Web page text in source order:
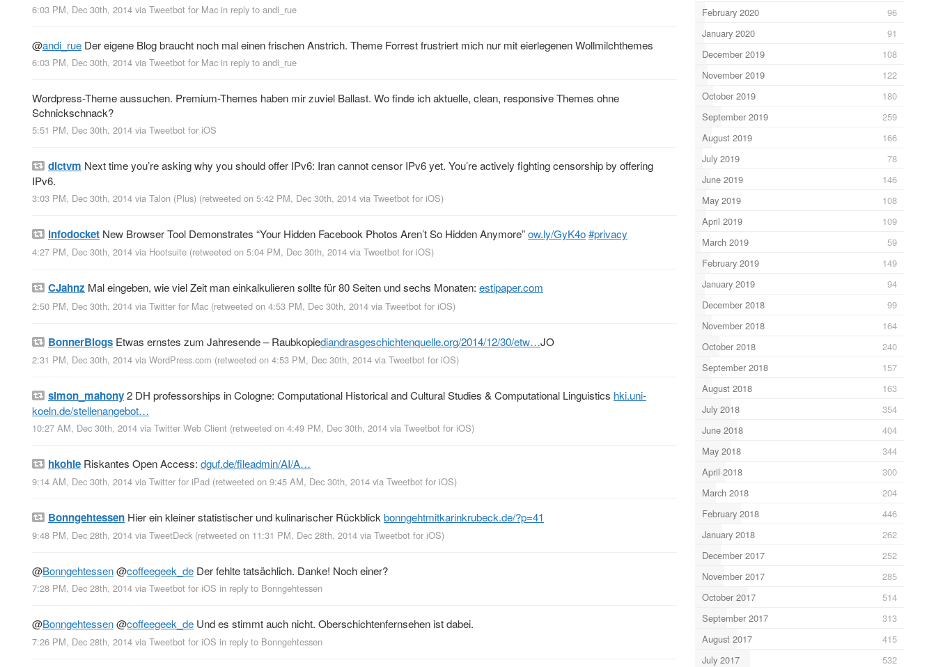
6:03 PM, Dec 30th, 2014 via Tweetbot for Mac in reply to andi_rue
@andi_rue Der eigene Blog braucht noch mal einen frischen Anstrich. Theme Forrest frustriert mich nur mit eierlegenen Wollmilchthemes
6:03 PM, Dec 30th, 2014 via Tweetbot for Mac in reply to andi_rue
Wordpress-Theme aussuchen. Premium-Themes haben mir zuviel Ballast. Wo finde ich aktuelle, clean, responsive Themes ohne
Schnickschnack?
5:51 PM, Dec 30th, 2014 via Tweetbot for iΟS
dictvm Next time you’re asking why you should offer IPv6: Iran cannot censor IPv6 yet. You’re actively fighting censorship by offering
IPv6.
3:03 PM, Dec 30th, 2014 via Talon (Plus) (retweeted on 5:42 PM, Dec 30th, 2014 via Tweetbot for iΟS)
infodocket New Browser Tool Demonstrates “Your Hidden Facebook Photos Aren’t So Hidden Anymore”ow.ly/GyK4o#privacy
4:27 PM, Dec 30th, 2014 via Hootsuite (retweeted on 5:04 PM, Dec 30th, 2014 via Tweetbot for iΟS)
CJahnz Mal eingeben, wie viel Zeit man einkalkulieren sollte für 80 Seiten und sechs Monaten: estipaper.com
2:50 PM, Dec 30th, 2014 via Twitter for Mac (retweeted on 4:53 PM, Dec 30th, 2014 via Tweetbot for iΟS)
BonnerBlogs Etwas ernstes zum Jahresende – Raubkopiediandrasgeschichtenquelle.org/2014/12/30/etw…JO
2:31 PM, Dec 30th, 2014 via WordPress.com (retweeted on 4:53 PM, Dec 30th, 2014 via Tweetbot for iΟS)
simon_mahony2 DH professorships in Cologne: Computational Historical and Cultural Studies & Computational Linguistics hki.uni-
koeln.de/stellenangebot…
10:27 AM, Dec 30th, 2014 via Twitter Web Client (retweeted on 4:49 PM, Dec 30th, 2014 via Tweetbot for iΟS)
hkohle Riskantes Open Access: dguf.de/fileadmin/AI/A…
9:14 AM, Dec 30th, 2014 via Twitter for iPad (retweeted on 9:45 AM, Dec 30th, 2014 via Tweetbot for iΟS)
Bonngehtessen Hier ein kleiner statistischer und kulinarischer Rückblick bonngehtmitkarinkrubeck.de/?p=41
9:48 PM, Dec 28th, 2014 via TweetDeck (retweeted on 11:31 PM, Dec 28th, 2014 via Tweetbot for iΟS)
@Bonngehtessen@coffeegeek_de Der fehlte tatsächlich. Danke! Noch einer?
7:28 PM, Dec 28th, 2014 via Tweetbot for iΟS in reply to Bonngehtessen
@Bonngehtessen@coffeegeek_de Und es stimmt auch nicht. Oberschichtenfernsehen ist dabei.
7:26 PM, Dec 28th, 2014 via Tweetbot for iΟS in reply to Bonngehtessen
February 2020
96
January 2020
91
December 2019
108
November 2019
122
October 2019
180
September 2019
259
August 2019
166
July 2019
78
June 2019
146
May 2019
108
April 2019
109
March 2019
59
February 2019
149
January 2019
94
December 2018
99
November 2018
164
October 2018
240
September 2018
157
August 2018
163
July 2018
354
June 2018
404
May 2018
344
April 2018
300
March 2018
204
February 2018
446
January 2018
262
December 2017
252
November 2017
285
October 2017
514
September 2017
313
August 2017
415
July 2017
532